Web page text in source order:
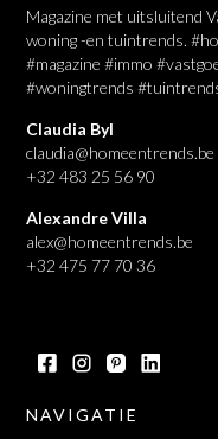
Magazine met uitsluitend
woning -en tuintrends.
#magazine #immo
#woningtrends
Claudia Byl
claudia@homeentrends.be
+32 483 25 56 90
Alexandre Villa
alex@homeentrends.be
+32 475 77 70 36
NAVIGATIE